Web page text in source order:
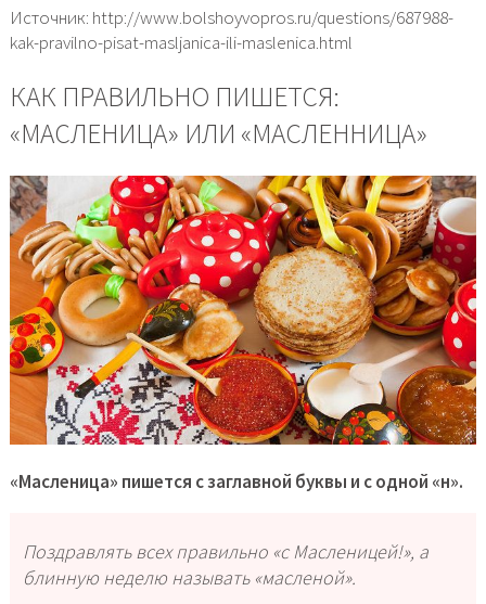
Источник: http://www.bolshoyvopros.ru/questions/687988-
kak-pravilno-pisat-masljanica-ili-maslenica.html
КАК ПРАВИЛЬНО ПИШЕТСЯ:
«МАСЛЕНИЦА» ИЛИ «МАСЛЕННИЦА»
«Масленица» пишется с заглавной буквы и с одной «н».
Поздравлять всех правильно «с Масленицей!», а
блинную неделю называть «масленой».